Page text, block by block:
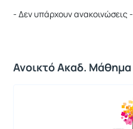
- Δεν υπάρχουν ανακοινώσεις -
Ανοικτό Ακαδ. Μάθημα